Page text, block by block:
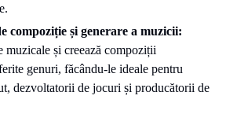
compoziție și generare a muzicii:
muzicale și creează compoziții
genuri, făcându-le ideale pentru
dezvoltatorii de jocuri și producătorii de